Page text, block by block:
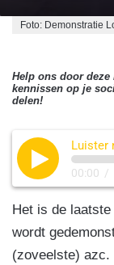
Foto: Demonstratie
Help ons door deze
kennissen op je
delen!
Luister
00:00 /
Het is de
wordt
(zoveelste) azc.